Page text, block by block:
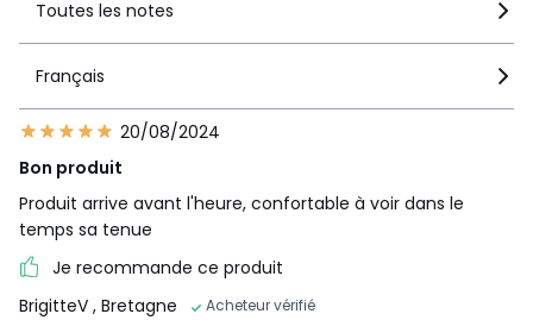
Toutes les notes
Français
20/08/2024
Bon produit
Produit arrive avant l'heure, confortable à voir dans le
temps sa tenue
Je recommande ce produit
BrigitteV , Bretagne Acheteur vérifié